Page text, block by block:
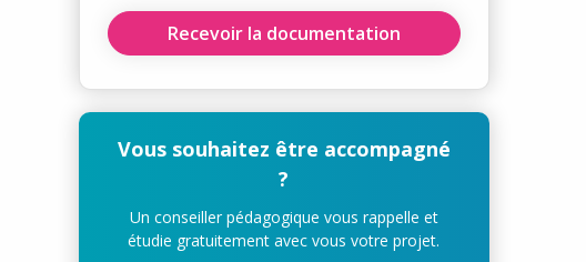
Recevoir la documentation
Vous souhaitez être accompagné
?
Un conseiller pédagogique vous rappelle et
étudie gratuitement avec vous votre projet.